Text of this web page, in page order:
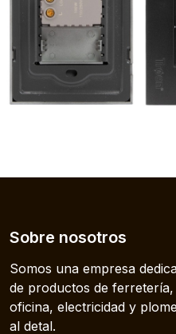
Sobre nosotros
Somos una empresa
de productos de
oficina, electricidad y
al detal.